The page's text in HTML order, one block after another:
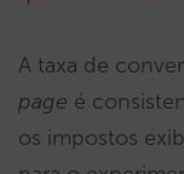
A taxa de
page é
os impostos